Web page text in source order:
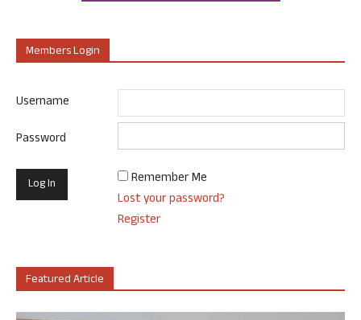
Members Login
Username
Password
Remember Me
Lost your password?
Register
Featured Article